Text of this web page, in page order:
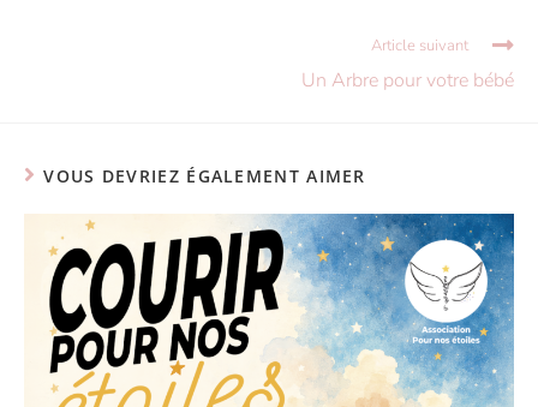
Article suivant
Un Arbre pour votre bébé
VOUS DEVRIEZ ÉGALEMENT AIMER